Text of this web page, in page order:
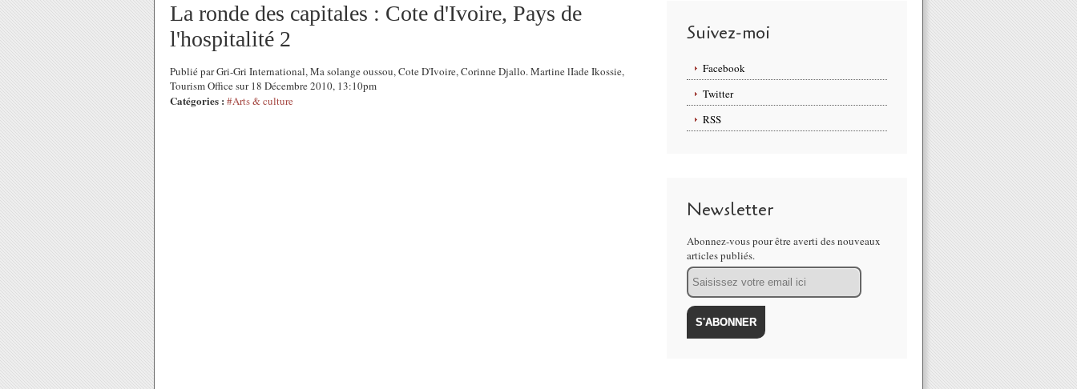
La ronde des capitales : Cote d'Ivoire, Pays de
l'hospitalité 2
Publié par Gri-Gri International, Ma solange oussou, Cote D'Ivoire, Corinne Djallo. Martine lIade Ikossie,
Tourism Office sur 18 Décembre 2010, 13:10pm
Catégories : #Arts & culture
Suivez-moi
Facebook
Twitter
RSS
Newsletter
Abonnez-vous pour être averti des nouveaux
articles publiés.
Email